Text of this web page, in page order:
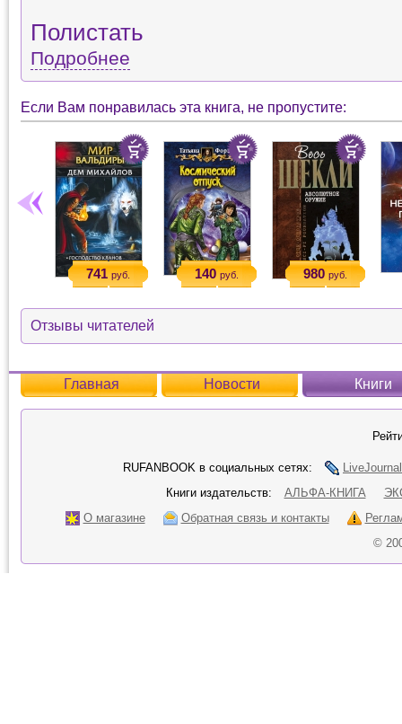
Полистать
Подробнее
Если Вам понравилась эта книга, не пропустите:
741 руб. 140 руб. 980 руб.
Отзывы читателей
Главная Новости Книги
RUFANBOOK в социальных сетях:
LiveJournal
Книги издательств:
АЛЬФА-КНИГА
О магазине
Обратная связь и контакты
©